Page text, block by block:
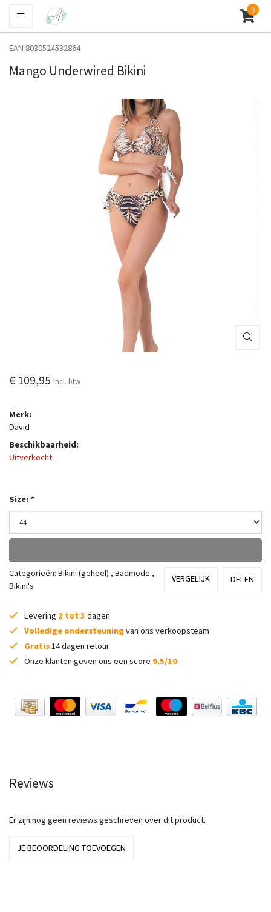
0
EAN 8030524532864
Mango Underwired Bikini
€ 109,95 Incl. btw
Merk:
David
Beschikbaarheid:
Uitverkocht
Size: *
Categorieën: Bikini (geheel) , Badmode ,
Bikini's
VERGELIJK DELEN
Levering 2 tot 3 dagen
Volledige ondersteuning van ons verkoopsteam
Gratis 14 dagen retour
Onze klanten geven ons een score 9.5/10
Reviews
Er zijn nog geen reviews geschreven over dit product.
JE BEOORDELING TOEVOEGEN